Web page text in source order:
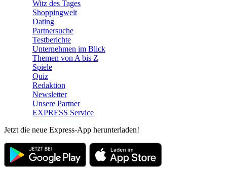
Witz des Tages
Shoppingwelt
Dating
Partnersuche
Testberichte
Unternehmen im Blick
Themen von A bis Z
Spiele
Quiz
Redaktion
Newsletter
Unsere Partner
EXPRESS Service
Jetzt die neue Express-App herunterladen!